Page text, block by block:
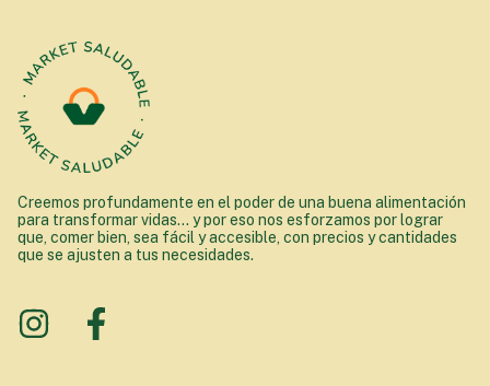
Creemos profundamente en el poder de una buena alimentación
para transformar vidas... y por eso nos esforzamos por lograr
que, comer bien, sea fácil y accesible, con precios y cantidades
que se ajusten a tus necesidades.